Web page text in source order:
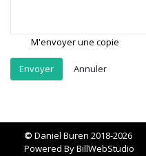
M'envoyer une copie
Annuler
© Daniel Buren 2018-2026
Powered ByBillWebStudio